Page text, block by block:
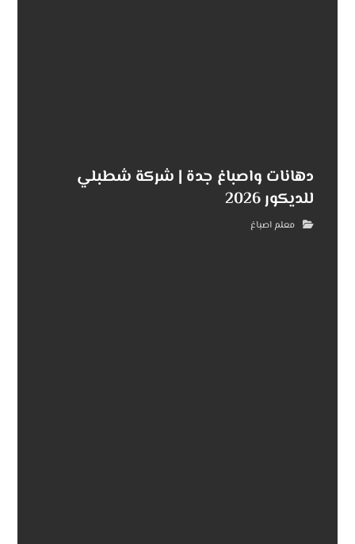
دهانات واصباغ جدة | شركة شطبلي
للديكور 2026
معلم اصباغ